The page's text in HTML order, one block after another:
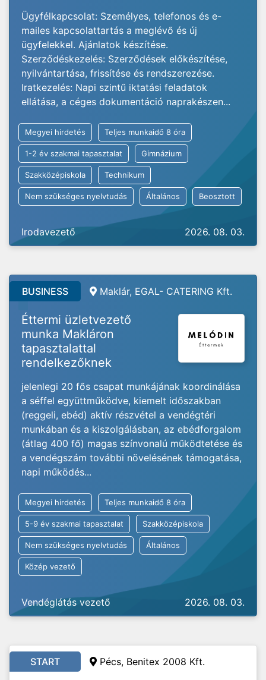
Ügyfélkapcsolat: Személyes, telefonos és e-
mailes kapcsolattartás a meglévő és új
ügyfelekkel. Ajánlatok készítése.
Szerződéskezelés: Szerződések előkészítése,
nyilvántartása, frissítése és rendszerezése.
Iratkezelés: Napi szintű iktatási feladatok
ellátása, a céges dokumentáció naprakészen...
Megyei hirdetés Teljes munkaidő 8 óra
1-2 év szakmai tapasztalat Gimnázium
Szakközépiskola Technikum
Nem szükséges nyelvtudás Általános Beosztott
Irodavezető 2026. 08. 03.
BUSINESS Maklár, EGAL- CATERING Kft.
Éttermi üzletvezető
munka Makláron
tapasztalattal
rendelkezőknek
jelenlegi 20 fős csapat munkájának koordinálása
a séffel együttműködve, kiemelt időszakban
(reggeli, ebéd) aktív részvétel a vendégtéri
munkában és a kiszolgálásban, az ebédforgalom
(átlag 400 fő) magas színvonalú működtetése és
a vendégszám további növelésének támogatása,
napi működés...
Megyei hirdetés Teljes munkaidő 8 óra
5-9 év szakmai tapasztalat Szakközépiskola
Nem szükséges nyelvtudás Általános
Közép vezető
Vendéglátás vezető 2026. 08. 03.
START Pécs, Benitex 2008 Kft.